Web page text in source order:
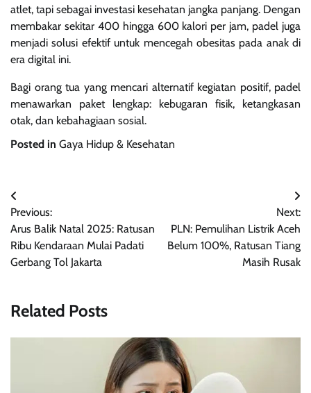
atlet, tapi sebagai investasi kesehatan jangka panjang. Dengan
membakar sekitar 400 hingga 600 kalori per jam, padel juga
menjadi solusi efektif untuk mencegah obesitas pada anak di
era digital ini.
Bagi orang tua yang mencari alternatif kegiatan positif, padel
menawarkan paket lengkap: kebugaran fisik, ketangkasan
otak, dan kebahagiaan sosial.
Posted in Gaya Hidup & Kesehatan
Navigasi
pos
Previous:
Arus Balik Natal 2025: Ratusan
Ribu Kendaraan Mulai Padati
Gerbang Tol Jakarta
Next:
PLN: Pemulihan Listrik Aceh
Belum 100%, Ratusan Tiang
Masih Rusak
Related Posts